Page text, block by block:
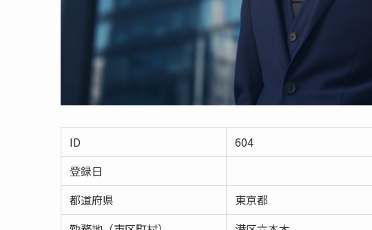
ID
604
登録日
都道府県
東京都